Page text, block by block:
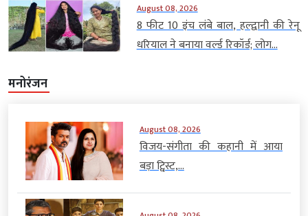
August 08, 2026
8 फीट 10 इंच लंबे बाल, हल्द्वानी की रेनू
धरियाल ने बनाया वर्ल्ड रिकॉर्ड; लोग...
मनोरंजन
August 08, 2026
विजय-संगीता की कहानी में आया
बड़ा ट्विस्ट,...